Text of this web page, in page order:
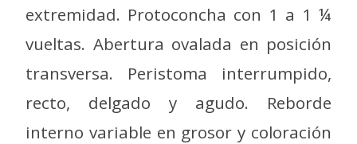
extremidad. Protoconcha con 1 a 1 ¼
vueltas. Abertura ovalada en posición
transversa. Peristoma interrumpido,
recto, delgado y agudo. Reborde
interno variable en grosor y coloración